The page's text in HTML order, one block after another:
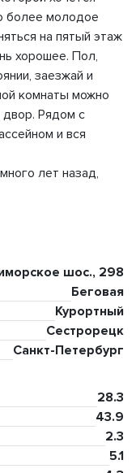
более молодое
на пятый этаж
хорошее. Пол,
заезжай и
комнаты можно
двор. Рядом с
и вся
лет назад,
шос., 298
Беговая
Курортный
Сестрорецк
Санкт-Петербург
28.3
43.9
2.3
5.1